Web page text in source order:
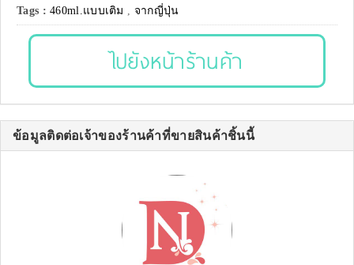
Tags :460ml.แบบเติม , จากญี่ปุ่น
ไปยังหน้าร้านค้า
ข้อมูลติดต่อเจ้าของร้านค้าที่ขายสินค้าชิ้นนี้